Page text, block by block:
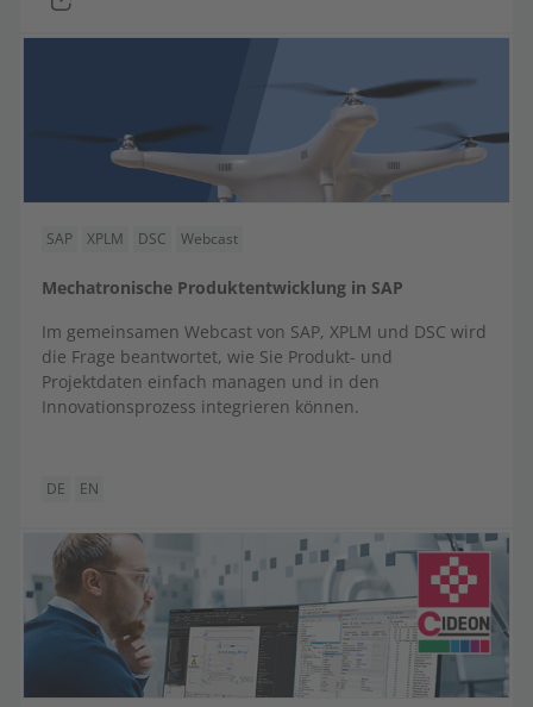
SAP XPLM DSC Webcast
Mechatronische Produktentwicklung in SAP
Im gemeinsamen Webcast von SAP, XPLM und DSC wird
die Frage beantwortet, wie Sie Produkt- und
Projektdaten einfach managen und in den
Innovationsprozess integrieren können.
DE EN